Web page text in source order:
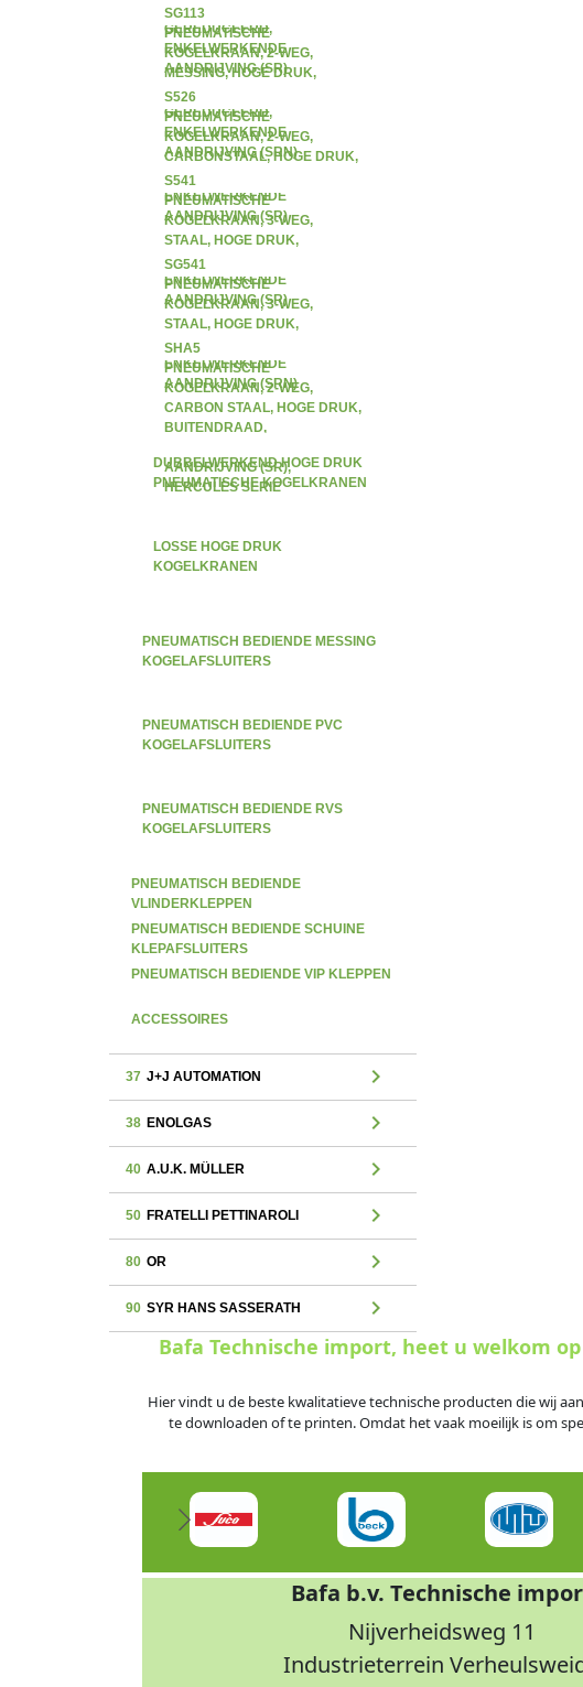
BINNENDRAAD,
GEREDUCEERD,
ENKELWERKENDE
AANDRIJVING (SR)
SG113
PNEUMATISCHE
KOGELKRAAN, 2-WEG,
MESSING, HOGE DRUK,
BINNENDRAAD,
GEREDUCEERD,
ENKELWERKENDE
AANDRIJVING (SRN)
S526
PNEUMATISCHE
KOGELKRAAN, 2-WEG,
CARBONSTAAL, HOGE DRUK,
BINNENDRAAD,
ENKELWERKENDE
AANDRIJVING (SR)
S541
PNEUMATISCHE
KOGELKRAAN, 3-WEG,
STAAL, HOGE DRUK,
BINNENDRAAD,
ENKELWERKENDE
AANDRIJVING (SR)
SG541
PNEUMATISCHE
KOGELKRAAN, 3-WEG,
STAAL, HOGE DRUK,
BINNENDRAAD,
ENKELWERKENDE
AANDRIJVING (SRN)
SHA5
PNEUMATISCHE
KOGELKRAAN, 2-WEG,
CARBON STAAL, HOGE DRUK,
BUITENDRAAD,
AANDRIJVING (SR),
HERCULES SERIE
DUBBELWERKEND HOGE DRUK
PNEUMATISCHE KOGELKRANEN
LOSSE HOGE DRUK
KOGELKRANEN
PNEUMATISCH BEDIENDE MESSING
KOGELAFSLUITERS
PNEUMATISCH BEDIENDE PVC
KOGELAFSLUITERS
PNEUMATISCH BEDIENDE RVS
KOGELAFSLUITERS
PNEUMATISCH BEDIENDE
VLINDERKLEPPEN
PNEUMATISCH BEDIENDE SCHUINE
KLEPAFSLUITERS
PNEUMATISCH BEDIENDE VIP KLEPPEN
ACCESSOIRES
37 J+J AUTOMATION chevron_right
38 ENOLGAS chevron_right
40 A.U.K. MÜLLER chevron_right
50 FRATELLI PETTINAROLI chevron_right
80 OR chevron_right
90 SYR HANS SASSERATH chevron_right
Bafa Technische import, heet u welkom
Hier vindt u de beste kwalitatieve technische producten die wij
te downloaden of te printen. Omdat het vaak moeilijk is om
Bafa b.v. Technische
Nijverheidsweg 11
Industrieterrein